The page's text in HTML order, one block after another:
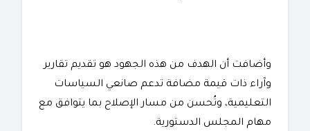
وأضافت أن الهدف من هذه الجهود هو تقديم تقارير
وآراء ذات قيمة مضافة تدعم صانعي السياسات
التعليمية، وتُحسن من مسار الإصلاح بما يتوافق مع
مهام المجلس الدستورية.